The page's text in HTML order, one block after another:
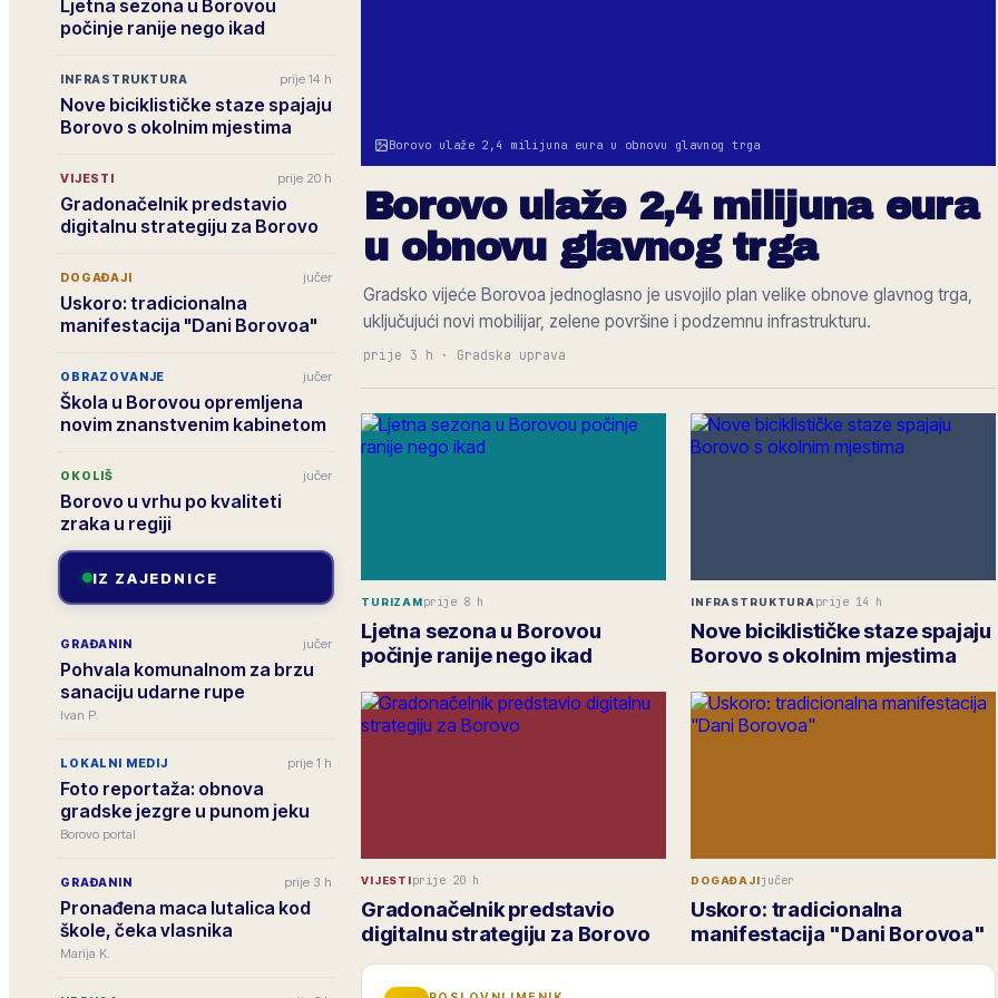
Ljetna sezona u Borovou
počinje ranije nego ikad
INFRASTRUKTURA prije 14 h
Nove biciklističke staze spajaju
Borovo s okolnim mjestima
VIJESTI prije 20 h
Gradonačelnik predstavio
digitalnu strategiju za Borovo
DOGAĐAJI jučer
Uskoro: tradicionalna
manifestacija "Dani Borovoa"
OBRAZOVANJE jučer
Škola u Borovou opremljena
novim znanstvenim kabinetom
OKOLIŠ jučer
Borovo u vrhu po kvaliteti
zraka u regiji
IZ ZAJEDNICE
GRAĐANIN jučer
Pohvala komunalnom za brzu
sanaciju udarne rupe
Ivan P.
LOKALNI MEDIJ prije 1 h
Foto reportaža: obnova
gradske jezgre u punom jeku
Borovo portal
GRAĐANIN prije 3 h
Pronađena maca lutalica kod
škole, čeka vlasnika
Marija K.
Borovo ulaže 2,4 milijuna eura u obnovu glavnog trga
Borovo ulaže 2,4 milijuna eura
u obnovu glavnog trga
Gradsko vijeće Borovoa jednoglasno je usvojilo plan velike obnove glavnog trga,
uključujući novi mobilijar, zelene površine i podzemnu infrastrukturu.
prije 3 h · Gradska uprava
TURIZAMprije 8 h
Ljetna sezona u Borovou
počinje ranije nego ikad
INFRASTRUKTURA prije 14 h
Nove biciklističke staze spajaju
Borovo s okolnim mjestima
VIJESTIprije 20 h
Gradonačelnik predstavio
digitalnu strategiju za Borovo
DOGAĐAJIjučer
Uskoro: tradicionalna
manifestacija "Dani Borovoa"